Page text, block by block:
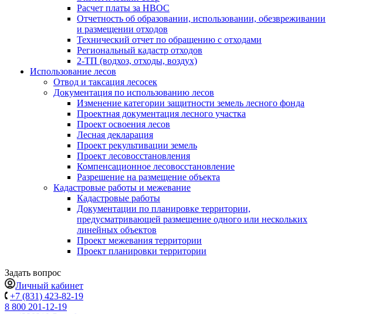
Расчет платы за НВОС
Отчетность об образовании, использовании, обезвреживании
и размещении отходов
Технический отчет по обращению с отходами
Региональный кадастр отходов
2-ТП (водхоз, отходы, воздух)
Использование лесов
Отвод и таксация лесосек
Документация по использованию лесов
Изменение категории защитности земель лесного фонда
Проектная документация лесного участка
Проект освоения лесов
Лесная декларация
Проект рекультивации земель
Проект лесовосстановления
Компенсационное лесовосстановление
Разрешение на размещение объекта
Кадастровые работы и межевание
Кадастровые работы
Документации по планировке территории,
предусматривающей размещение одного или нескольких
линейных объектов
Проект межевания территории
Проект планировки территории
Задать вопрос
Личный кабинет
+7 (831) 423-82-19
8 800 201-12-19